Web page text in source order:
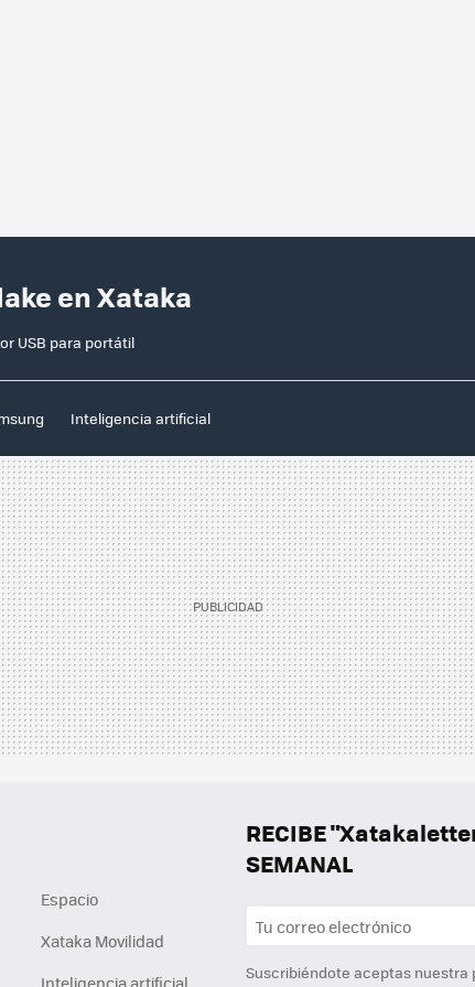
en Xataka
USB para portátil
Inteligencia artificial
RECIBE
SEMANAL
Suscribiéndote aceptas nuestra
Espacio
Xataka Movilidad